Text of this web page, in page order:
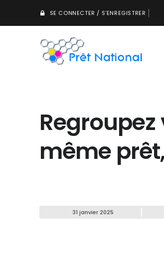
SE CONNECTER / S'ENREGISTRER
même
31 janvier 2025